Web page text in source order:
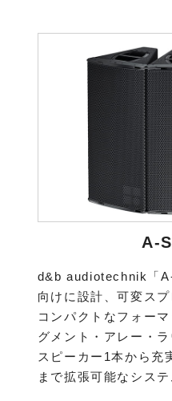
A-
d&b audiotechnik「
向けに設計、可変ス
コンパクトなフォー
グメント・アレー・
スピーカー1本から充
まで拡張可能なシス